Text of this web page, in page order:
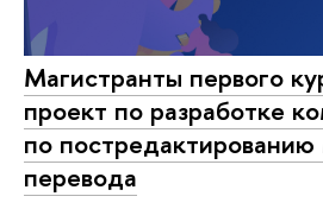
Магистранты первого
проект по разработке
по
перевода